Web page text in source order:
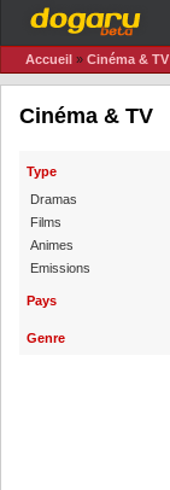
Accueil » Cinéma & TV
Cinéma & TV
Type
Dramas
Films
Animes
Emissions
Pays
Genre